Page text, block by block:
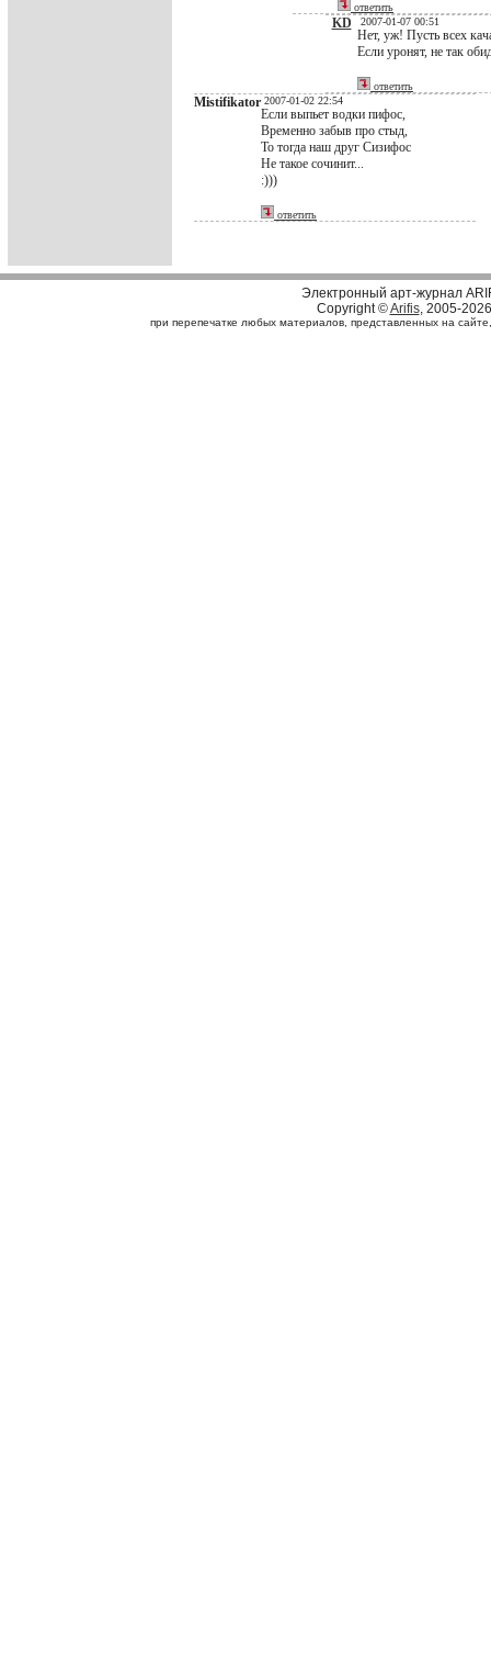
ответить
KD 2007-01-07 00:51
Нет, уж! Пусть всех
Если уронят, не так
ответить
Mistifikator 2007-01-02 22:54
Если выпьет водки пифос,
Временно забыв про стыд,
То тогда наш друг Сизифос
Не такое сочинит...
:)))
ответить
Электронный арт-журнал
Copyright ©Arifis, 2005-2026
при перепечатке любых материалов, представленных на